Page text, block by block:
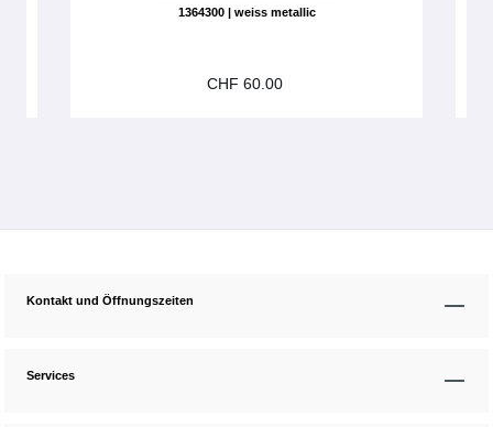
1364300 | weiss metallic
CHF 60.00
Kontakt und Öffnungszeiten
Services